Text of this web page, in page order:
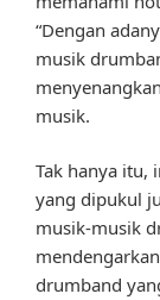
“Dengan
musik
musik.
Tak hanya itu,
yang dipukul
musik-musik
drumband